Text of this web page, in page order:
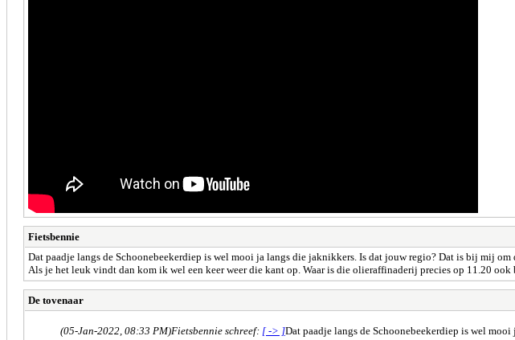
Fietsbennie
Dat paadje langs de Schoonebeekerdiep is wel mooi ja langs die jaknikkers. Is dat jouw regio? Dat is bij mij
Als je het leuk vindt dan kom ik wel een keer weer die kant op. Waar is die olieraffinaderij precies op 11.20
De tovenaar
(05-Jan-2022, 08:33 PM)Fietsbennie schreef: [ -> ]Dat paadje langs de Schoonebeekerdiep is wel